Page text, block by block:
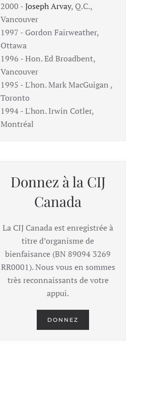
2000 -Joseph Arvay, Q.C.,
Vancouver
1997 - Gordon Fairweather,
Ottawa
1996 - Hon. Ed Broadbent,
Vancouver
1995 - L'hon. Mark MacGuigan ,
Toronto
1994 - L'hon. Irwin Cotler,
Montréal
Donnez à la CIJ
Canada
La CIJ Canada est enregistrée à
titre d’organisme de
bienfaisance (BN 89094 3269
RR0001). Nous vous en sommes
très reconnaissants de votre
appui.
DONNEZ